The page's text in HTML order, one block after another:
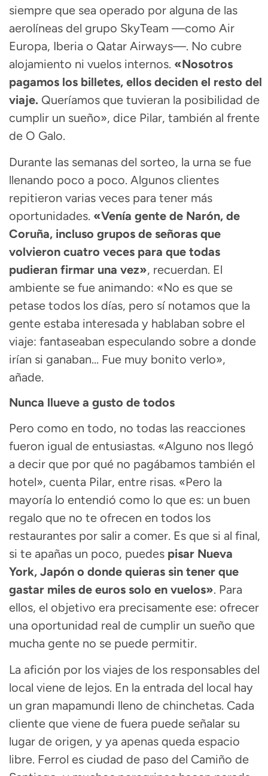
siempre que sea operado por alguna de las
aerolíneas del grupo SkyTeam —como Air
Europa, Iberia o Qatar Airways—. No cubre
alojamiento ni vuelos internos. «Nosotros
pagamos los billetes, ellos deciden el resto del
viaje. Queríamos que tuvieran la posibilidad de
cumplir un sueño», dice Pilar, también al frente
de O Galo.
Durante las semanas del sorteo, la urna se fue
llenando poco a poco. Algunos clientes
repitieron varias veces para tener más
oportunidades. «Venía gente de Narón, de
Coruña, incluso grupos de señoras que
volvieron cuatro veces para que todas
pudieran firmar una vez», recuerdan. El
ambiente se fue animando: «No es que se
petase todos los días, pero sí notamos que la
gente estaba interesada y hablaban sobre el
viaje: fantaseaban especulando sobre a donde
irían si ganaban… Fue muy bonito verlo»,
añade.
Nunca llueve a gusto de todos
Pero como en todo, no todas las reacciones
fueron igual de entusiastas. «Alguno nos llegó
a decir que por qué no pagábamos también el
hotel», cuenta Pilar, entre risas. «Pero la
mayoría lo entendió como lo que es: un buen
regalo que no te ofrecen en todos los
restaurantes por salir a comer. Es que si al final,
si te apañas un poco, puedes pisar Nueva
York, Japón o donde quieras sin tener que
gastar miles de euros solo en vuelos». Para
ellos, el objetivo era precisamente ese: ofrecer
una oportunidad real de cumplir un sueño que
mucha gente no se puede permitir.
La afición por los viajes de los responsables del
local viene de lejos. En la entrada del local hay
un gran mapamundi lleno de chinchetas. Cada
cliente que viene de fuera puede señalar su
lugar de origen, y ya apenas queda espacio
libre. Ferrol es ciudad de paso del Camiño de